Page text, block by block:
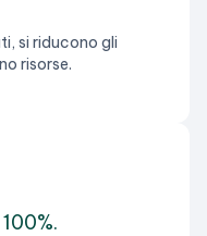
si riducono gli
risorse.